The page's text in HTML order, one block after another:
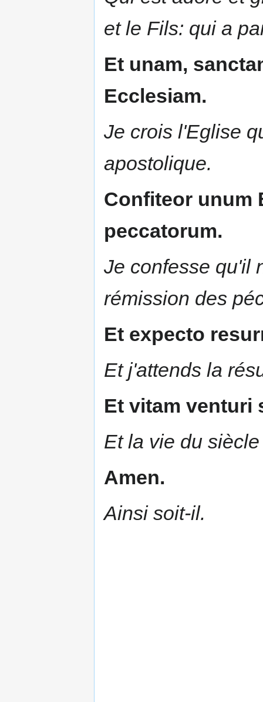
et le Fils: qui a
Et unam,
Ecclesiam.
Je crois l'Eglise
apostolique.
Confiteor unum
peccatorum.
Je confesse qu'il
rémission des
Et expecto
Et j'attends la
Et vitam venturi
Et la vie du
Amen.
Ainsi soit-il.